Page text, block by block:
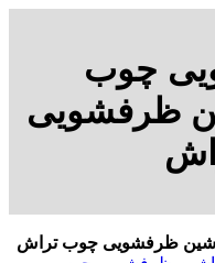
چوب
ظرفشویی
ظرفشویی چوب تراش